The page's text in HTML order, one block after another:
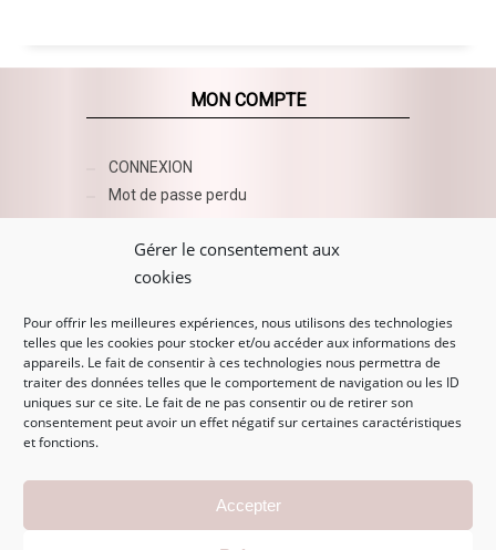
Gérer le consentement aux
cookies
Pour offrir les meilleures expériences, nous utilisons des technologies
telles que les cookies pour stocker et/ou accéder aux informations des
appareils. Le fait de consentir à ces technologies nous permettra de
traiter des données telles que le comportement de navigation ou les ID
uniques sur ce site. Le fait de ne pas consentir ou de retirer son
consentement peut avoir un effet négatif sur certaines caractéristiques
et fonctions.
Accepter
MON COMPTE
CONNEXION
Mot de passe perdu
AZUR BEAUTY ESHOP